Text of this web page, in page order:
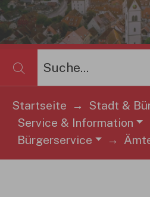
Sie sind hier:
Startseite
Stadt &
Service & Information
Bürgerservice